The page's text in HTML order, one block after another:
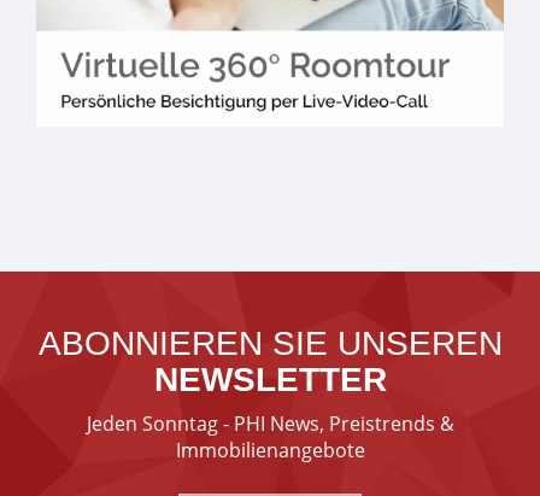
ABONNIEREN SIE UNSEREN
NEWSLETTER
Jeden Sonntag - PHI News, Preistrends &
Immobilienangebote